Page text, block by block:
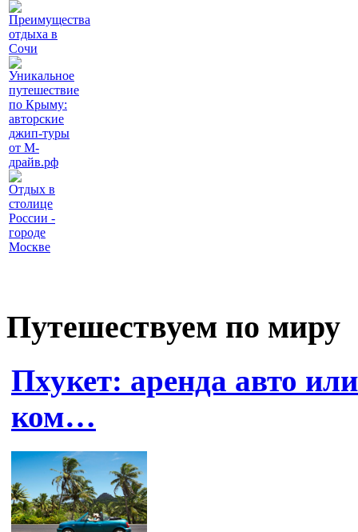
Преимущества
отдыха в
Сочи
Уникальное
путешествие
по Крыму:
авторские
джип-туры
от М-
драйв.рф
Отдых в
столице
России -
городе
Москве
Путешествуем по миру
Пхукет: аренда авто
ком…